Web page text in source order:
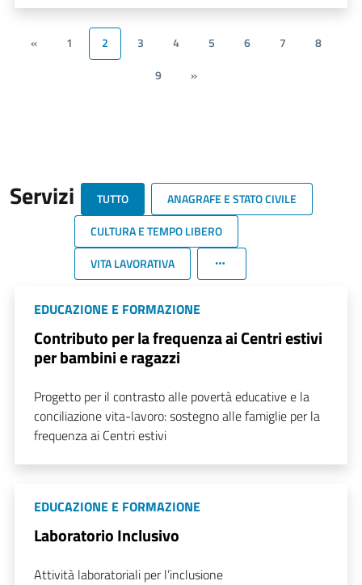
« 1 2 3 4 5 6 7
8
9
»
Servizi TUTTO
ANAGRAFE E STATO CIVILE
CULTURA E TEMPO LIBERO
VITA LAVORATIVA
EDUCAZIONE E FORMAZIONE
Contributo per la frequenza ai Centri estivi
per bambini e ragazzi
Progetto per il contrasto alle povertà educative e la
conciliazione vita-lavoro: sostegno alle famiglie per la
frequenza ai Centri estivi
EDUCAZIONE E FORMAZIONE
Laboratorio Inclusivo
Attività laboratoriali per l’inclusione